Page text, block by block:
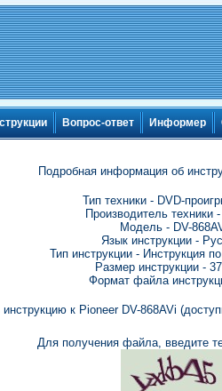
Вопрос-ответ Информер
Подробная информация об
Тип техники - DVD-
Производитель техники
Модель - DV-
Язык инструкции -
Тип инструкции - Инструкция
Размер инструкции -
Формат файла
инструкцию к Pioneer DV-868AVi
Для получения файла, введите